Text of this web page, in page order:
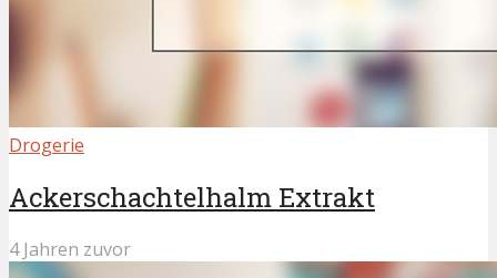
Drogerie
Ackerschachtelhalm Extrakt
4 Jahren zuvor